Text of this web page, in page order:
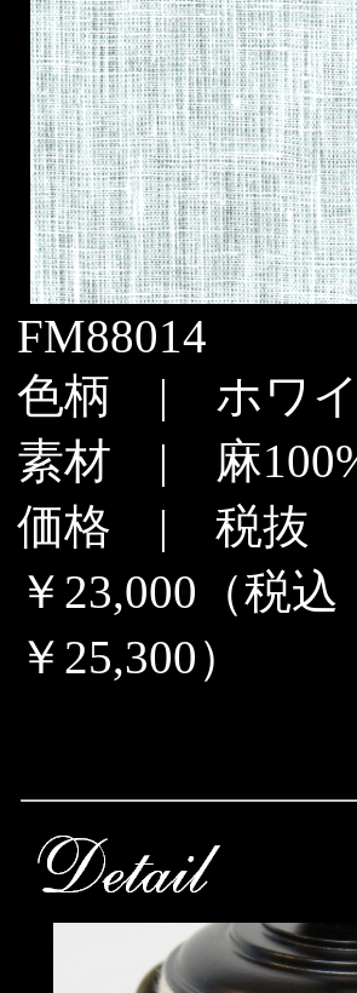
FM88014
色柄 | ホワイ
素材 | 麻
価格 | 税抜
￥23,000（税込
￥25,300）